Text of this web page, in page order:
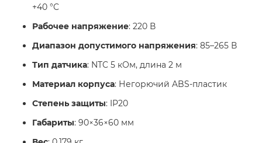
+40 °C
Рабочее напряжение: 220 В
Диапазон допустимого напряжения: 85–265 В
Тип датчика: NTC 5 кОм, длина 2 м
Материал корпуса: Негорючий ABS-пластик
Степень защиты: IP20
Габариты: 90×36×60 мм